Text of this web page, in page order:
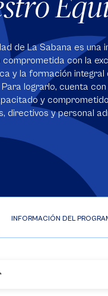
de La Sabana es una
comprometida con la
y la formación integral
lograrlo, cuenta con
y
directivos y personal
INFORMACIÓN DEL